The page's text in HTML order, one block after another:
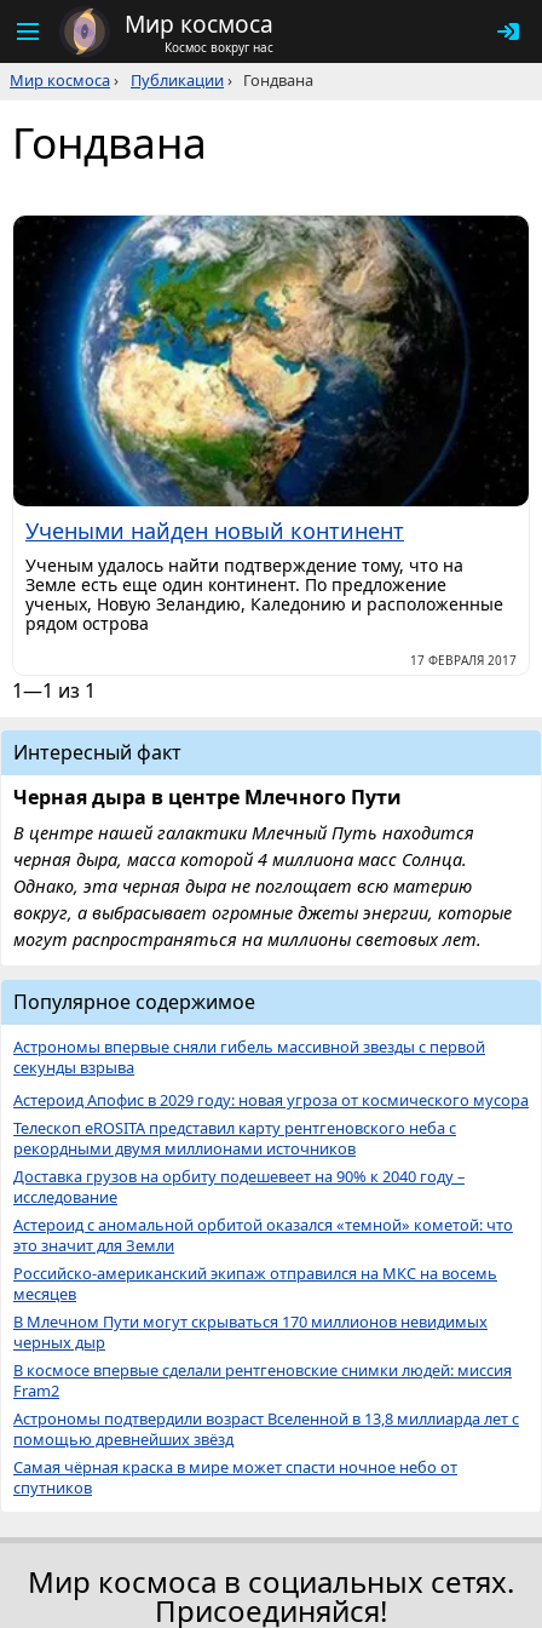
Мир космоса
Космос вокруг нас
Мир космоса› Публикации› Гондвана
Гондвана
Учеными найден новый континент
Ученым удалось найти подтверждение тому, что на
Земле есть еще один континент. По предложение
ученых, Новую Зеландию, Каледонию и расположенные
рядом острова
17 ФЕВРАЛЯ 2017
1—1 из 1
Интересный факт
Черная дыра в центре Млечного Пути
В центре нашей галактики Млечный Путь находится
черная дыра, масса которой 4 миллиона масс Солнца.
Однако, эта черная дыра не поглощает всю материю
вокруг, а выбрасывает огромные джеты энергии, которые
могут распространяться на миллионы световых лет.
Популярное содержимое
Астрономы впервые сняли гибель массивной звезды с первой
секунды взрыва
Астероид Апофис в 2029 году: новая угроза от космического мусора
Телескоп eROSITA представил карту рентгеновского неба с
рекордными двумя миллионами источников
Доставка грузов на орбиту подешевеет на 90% к 2040 году –
исследование
Астероид с аномальной орбитой оказался «темной» кометой: что
это значит для Земли
Российско-американский экипаж отправился на МКС на восемь
месяцев
В Млечном Пути могут скрываться 170 миллионов невидимых
черных дыр
В космосе впервые сделали рентгеновские снимки людей: миссия
Fram2
Астрономы подтвердили возраст Вселенной в 13,8 миллиарда лет с
помощью древнейших звёзд
Самая чёрная краска в мире может спасти ночное небо от
спутников
Мир космоса в социальных сетях.
Присоединяйся!